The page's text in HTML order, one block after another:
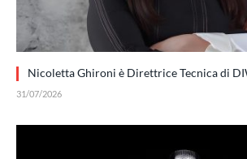
Nicoletta Ghironi è Direttrice Tecnica di
31/07/2026